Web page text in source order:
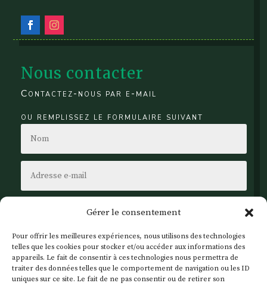
Gérer le consentement
Pour offrir les meilleures expériences, nous utilisons des technologies
telles que les cookies pour stocker et/ou accéder aux informations des
appareils. Le fait de consentir à ces technologies nous permettra de
traiter des données telles que le comportement de navigation ou les ID
uniques sur ce site. Le fait de ne pas consentir ou de retirer son
Nous contacter
Contactez-nous par e-mail
ou remplissez le formulaire suivant